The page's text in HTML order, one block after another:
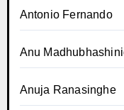
Antonio Fernando
Anu
Anuja Ranasinghe